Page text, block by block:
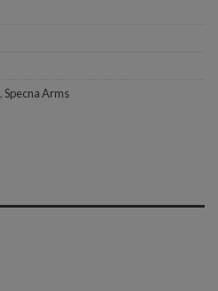
,Specna Arms